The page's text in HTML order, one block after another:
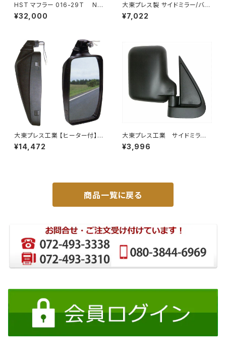
HST マフラー 016-29T NV
350キャラバン VR2E26 ニッサ
ン 本体オールステンレス 車検
¥32,000
大東プレス製 サイドミラー/バッ
クミラー左 (助手席側) アクティ
トラック HA6 HA7 DI-650
¥7,022
大東プレス工業 【ヒーター付】ハ
イウェイミラー ヒーター付 100
0R DI-5101CXY
¥14,472
大東プレス工業 サイドミラー/
バックミラー ダイハツ ハイ
ゼット トラック 右 99年～
¥3,996
商品一覧に戻る